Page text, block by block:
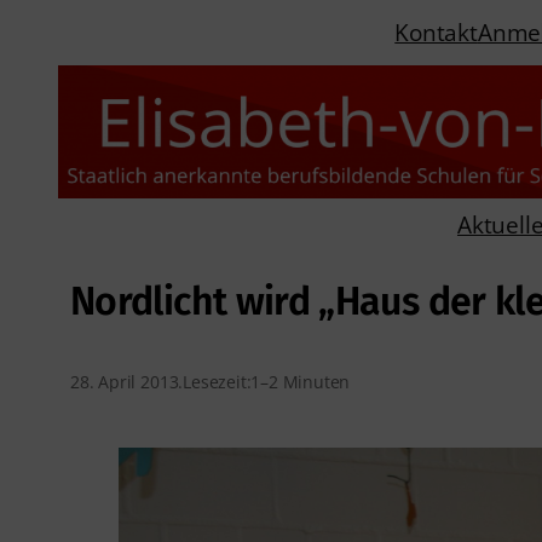
Kontakt
Nordlicht wird „Haus der
28. April 2013.Lesezeit:1–2 Minuten